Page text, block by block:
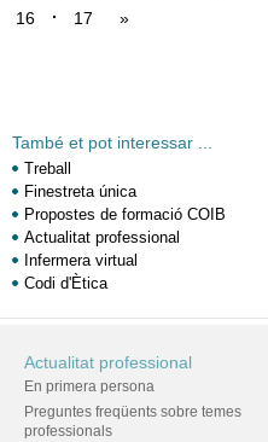
16
17 »
També et pot interessar ...
Treball
Finestreta única
Propostes de formació COIB
Actualitat professional
Infermera virtual
Codi d'Ètica
Actualitat professional
En primera persona
Preguntes freqüents sobre temes
professionals